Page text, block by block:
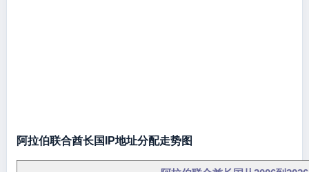
阿拉伯联合酋长国IP地址分配走势图